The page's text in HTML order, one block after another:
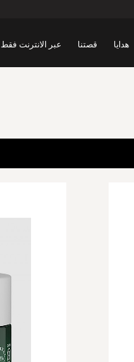
هدايا قصتنا عبر الانترنت فقط